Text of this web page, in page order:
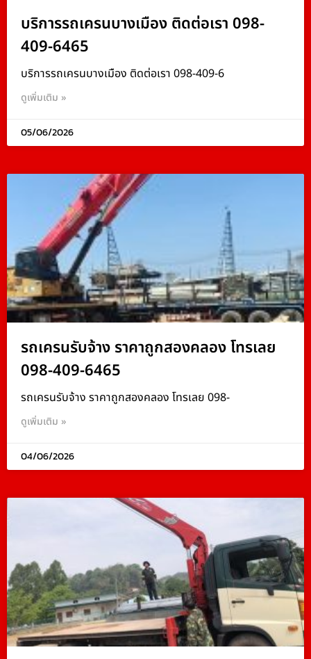
บริการรถเครนบางเมือง ติดต่อเรา 098-
409-6465
บริการรถเครนบางเมือง ติดต่อเรา 098-409-6
ดูเพิ่มเติม »
05/06/2026
รถเครนรับจ้าง ราคาถูกสองคลอง โทรเลย
098-409-6465
รถเครนรับจ้าง ราคาถูกสองคลอง โทรเลย 098-
ดูเพิ่มเติม »
04/06/2026